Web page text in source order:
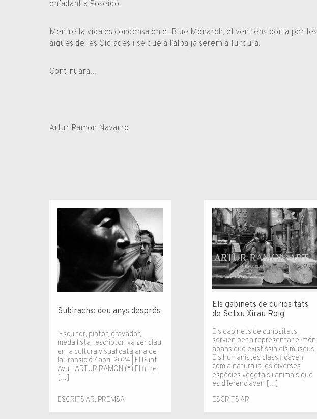
enfadant a Poseidó.
Mentre la vida es condensa en el Blue Monarch, el vent ens porta per les
aigües de les Cíclades i sé que a l’alba ja serem a Turquia.
Continuarà…
Artur Ramon Navarro
ESCRITS AR, PREMSA
Subirachs: deu anys després
Escultor, pintor, gravador,
medallista i escriptor, va ser clau
en la cultura visual catalana de
la Transició 7 abril 2024 | El Punt
Avui | ARTUR RAMON (*) El fil­tre
[…]
ESCRITS AR
Els gabinets de curiositats
de Setxu Xirau Roig
Els gabinets de curiositats
servien per a representar el món
abans que existissin els museus.
Els humanistes classificaven
com a naturalia les diverses
espècies vegetals i animals que
es diferenciaven […]